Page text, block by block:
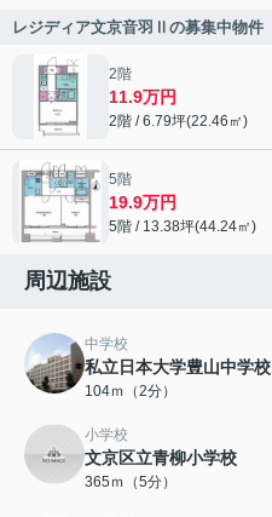
レジディア文京音羽Ⅱの募集中物件
2階
11.9万円
2階 / 6.79坪(22.46㎡)
5階
19.9万円
5階 / 13.38坪(44.24㎡)
周辺施設
中学校
私立日本大学豊山中学校
104ｍ（2分）
小学校
文京区立青柳小学校
365ｍ（5分）